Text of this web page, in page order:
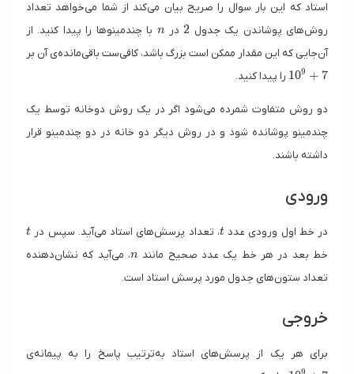
استاد که این بار سوال را صریح بیان می‌کند از شما می‌خواهد تعداد
روش‌های پوشاندن یک جدول 2
2در n با چندمینوها را پیدا کنید. از
آن‌جایی که این مقدار ممکن است بزرگ باشد، کافی‌ست باقی‌مانده‌ی آن بر
109 + 7 را پیدا کنید.
دو روش متفاوت شمرده می‌شود اگر در یک روش دوخانه توسط یک
چندمینو پوشانده شود و در روش دیگر دو خانه در دو چندمینو قرار
داشته باشند.
ورودی
در خط اول ورودی عددt
t، تعداد پرسش‌های استاد می‌آید. سپس در t
t
خط بعد در هر خط یک عدد صحیح مانند n، می‌آید که نشان‌دهنده
تعداد ستون‌های جدول مورد پرسش استاد است.
خروجی
برای هر یک از پرسش‌های استاد به‌ترتیب پاسخ را به پیمانه‌ی
9